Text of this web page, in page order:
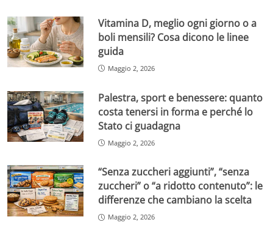
Vitamina D, meglio ogni giorno o a
boli mensili? Cosa dicono le linee
guida
Maggio 2, 2026
Palestra, sport e benessere: quanto
costa tenersi in forma e perché lo
Stato ci guadagna
Maggio 2, 2026
“Senza zuccheri aggiunti”, “senza
zuccheri” o “a ridotto contenuto”: le
differenze che cambiano la scelta
Maggio 2, 2026